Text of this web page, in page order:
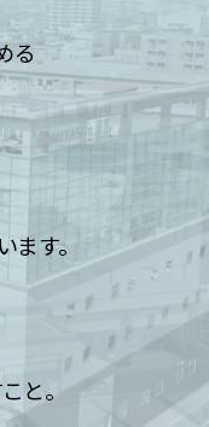
る
す。
と。